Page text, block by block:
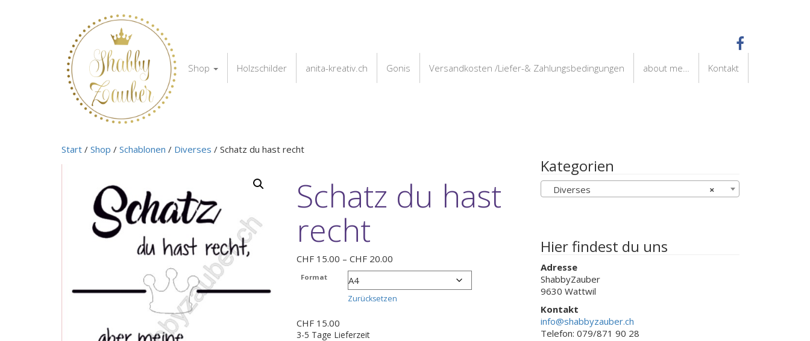
Shop Holzschilder anita-kreativ.ch Gonis Versandkosten /Liefer-& Zahlungsbedingungen about me… Kontakt
Start / Shop / Schablonen / Diverses / Schatz du hast recht
Schatz du hast
recht
CHF 15.00 – CHF 20.00
CHF 15.00
CHF 20.00
Format
Zurücksetzen
CHF 15.00
3-5 Tage Lieferzeit
Kategorien
×
Diverses
Hier findest du uns
Adresse
ShabbyZauber
9630 Wattwil
Kontakt
info@shabbyzauber.ch
Telefon: 079/871 90 28